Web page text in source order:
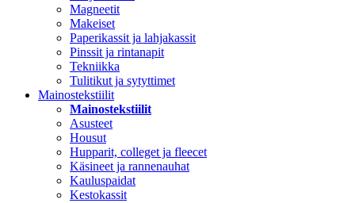
Magneetit
Makeiset
Paperikassit ja lahjakassit
Pinssit ja rintanapit
Tekniikka
Tulitikut ja sytyttimet
Mainostekstiilit
Mainostekstiilit
Asusteet
Housut
Hupparit, colleget ja fleecet
Käsineet ja rannenauhat
Kauluspaidat
Kestokassit